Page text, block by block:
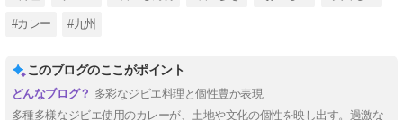
#カレー #九州
このブログのここがポイント
多彩なジビエ料理と個性豊か表現
多種多様なジビエ使用のカレーが、土地や文化の個性を映し出す。過激な